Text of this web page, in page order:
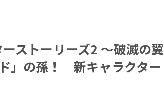
ストーリーズ2 ～破滅の翼
」の孫！ 新キャラクター